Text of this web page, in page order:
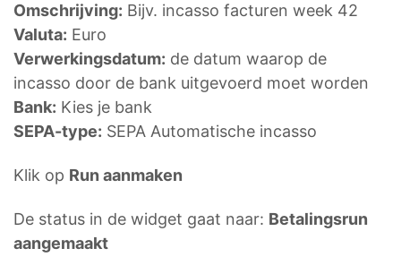
Omschrijving: Bijv. incasso facturen week 42
Valuta: Euro
Verwerkingsdatum: de datum waarop de
incasso door de bank uitgevoerd moet worden
Bank: Kies je bank
SEPA-type: SEPA Automatische incasso
Klik op Run aanmaken
De status in de widget gaat naar: Betalingsrun
aangemaakt